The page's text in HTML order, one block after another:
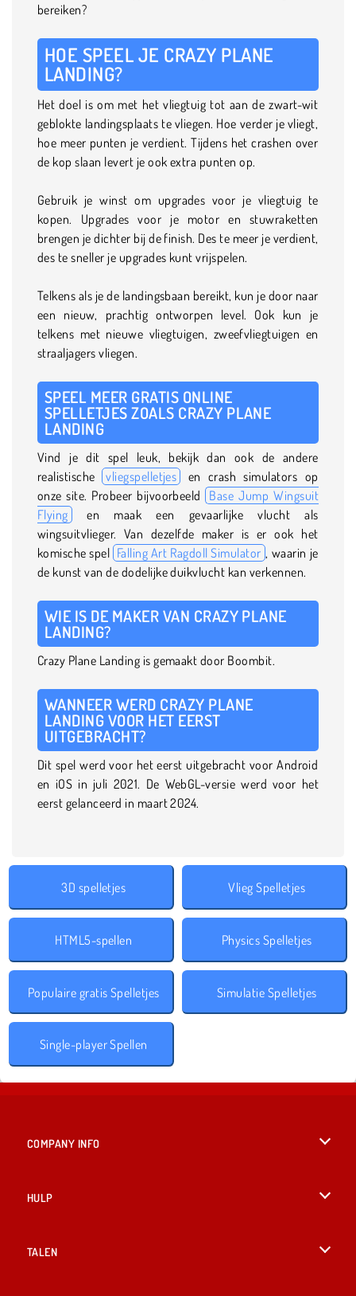
bereiken?
HOE SPEEL JE CRAZY PLANE
LANDING?
Het doel is om met het vliegtuig tot aan de zwart-wit
geblokte landingsplaats te vliegen. Hoe verder je vliegt,
hoe meer punten je verdient. Tijdens het crashen over
de kop slaan levert je ook extra punten op.
Gebruik je winst om upgrades voor je vliegtuig te
kopen. Upgrades voor je motor en stuwraketten
brengen je dichter bij de finish. Des te meer je verdient,
des te sneller je upgrades kunt vrijspelen.
Telkens als je de landingsbaan bereikt, kun je door naar
een nieuw, prachtig ontworpen level. Ook kun je
telkens met nieuwe vliegtuigen, zweefvliegtuigen en
straaljagers vliegen.
SPEEL MEER GRATIS ONLINE
SPELLETJES ZOALS CRAZY PLANE
LANDING
Vind je dit spel leuk, bekijk dan ook de andere
realistische vliegspelletjes
en crash simulators op
onze site. Probeer bijvoorbeeld Base Jump Wingsuit
Flying en maak een gevaarlijke vlucht als
wingsuitvlieger. Van dezelfde maker is er ook het
komische spel Falling Art Ragdoll Simulator , waarin je
de kunst van de dodelijke duikvlucht kan verkennen.
WIE IS DE MAKER VAN CRAZY PLANE
LANDING?
Crazy Plane Landing is gemaakt door Boombit.
WANNEER WERD CRAZY PLANE
LANDING VOOR HET EERST
UITGEBRACHT?
Dit spel werd voor het eerst uitgebracht voor Android
en iOS in juli 2021. De WebGL-versie werd voor het
eerst gelanceerd in maart 2024.
3D spelletjes Vlieg Spelletjes
HTML5-spellen Physics Spelletjes
Populaire gratis Spelletjes Simulatie Spelletjes
Single-player Spellen
COMPANY INFO
HULP
TALEN